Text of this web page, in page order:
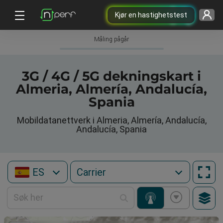
Kjør en hastighetstest
Måling pågår
3G / 4G / 5G dekningskart i
Almeria, Almería, Andalucía,
Spania
Mobildatanettverk i Almeria, Almería, Andalucía,
Andalucía, Spania
ES